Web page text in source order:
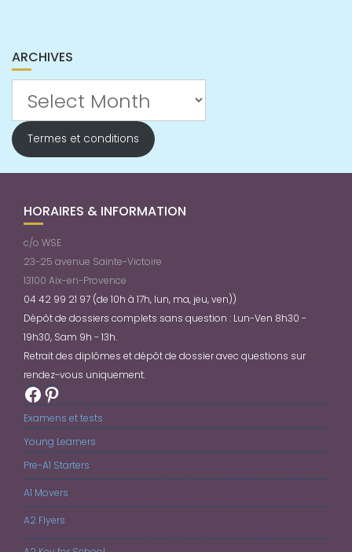
ARCHIVES
Termes et conditions
HORAIRES & INFORMATION
c/o WSE
23-25 avenue Sainte-Victoire
13100 Aix-en-Provence
04 42 99 21 97 (de 10h à 17h, lun, ma, jeu, ven))
Dépôt de dossiers complets sans question : Lun-Ven 8h30 -
19h30, Sam 9h - 13h.
Retrait des diplômes et dépôt de dossier avec questions sur
rendez-vous uniquement.
Facebook
Pinterest
Examens et tests
Young Learners
Pre-A1 Starters
A1 Movers
A2 Flyers